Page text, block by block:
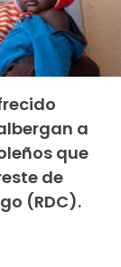
a
que
de
(RDC).